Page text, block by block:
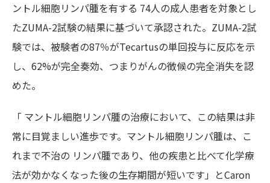
ントル細胞リンパ腫を有する 74人の成人患者を対象とし
たZUMA-2試験の結果に基づいて承認された。ZUMA-2試
験では、被験者の87％がTecartusの単回投与に反応を示
し、62%が完全奏効、つまりがんの徴候の完全消失を認
めた。
「 マントル細胞リンパ腫の治療において、この結果は非
常に目覚ましい進歩です。マントル細胞リンパ腫は、こ
れまで不治の リンパ腫であり、他の疾患と比べて化学療
法が効かなくなった後の生存期間が短いです」とCaron